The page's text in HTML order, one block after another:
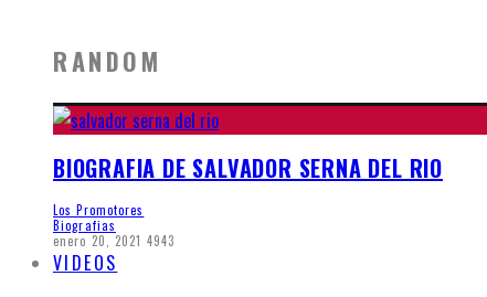
RANDOM
BIOGRAFIA DE SALVADOR SERNA DEL RIO
Los Promotores
Biografias
enero 20, 2021 4943
VIDEOS